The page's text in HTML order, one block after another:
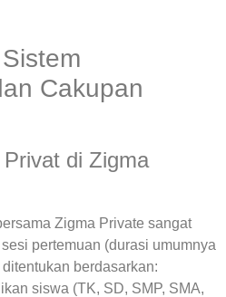
Cakupan
di Zigma
Zigma Private sangat
pertemuan (durasi umumnya
berdasarkan:
siswa (TK, SD, SMP, SMA,